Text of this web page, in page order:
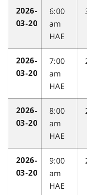
2026-
03-20
6:00
am
HAE
2026-
03-20
7:00
am
HAE
2026-
03-20
8:00
am
HAE
2026-
03-20
9:00
am
HAE